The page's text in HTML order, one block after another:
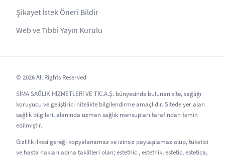
Şikayet İstek Öneri Bildir
Web ve Tıbbi Yayın Kurulu
© 2026 All Rights Reserved
SİMA SAĞLIK HİZMETLERİ VE TİC.A.Ş. bünyesinde bulunan site, sağlığı
koruyucu ve geliştirici nitelikte bilgilendirme amaçlıdır. Sitede yer alan
sağlık bilgileri, alanında uzman sağlık mensupları tarafından temin
edilmiştir.
Gizlilik ilkesi gereği kopyalanamaz ve izinsiz paylaşılamaz olup, tüketici
ve hasta hakları adına taklitleri olan; estethic , estethik, estetic, estetica,